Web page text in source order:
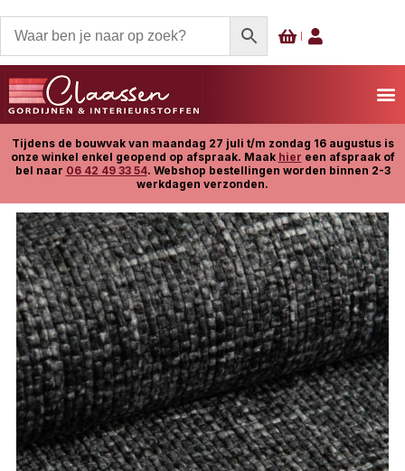
Tijdens de bouwvak van maandag 27 juli t/m zondag 16 augustus is
onze winkel enkel geopend op afspraak. Maak hier een afspraak of
bel naar 06 42 49 33 54. Webshop bestellingen worden binnen 2-3
werkdagen verzonden.